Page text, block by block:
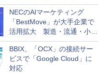
化サービスを提供
NECのAIマーケティング
「BestMove」が大手企業で
活用拡大 製造・流通・小売
企業・広告代理店などが実装
フェーズへ
BBIX、「OCX」の接続サー
ビスで「Google Cloud」に
対応